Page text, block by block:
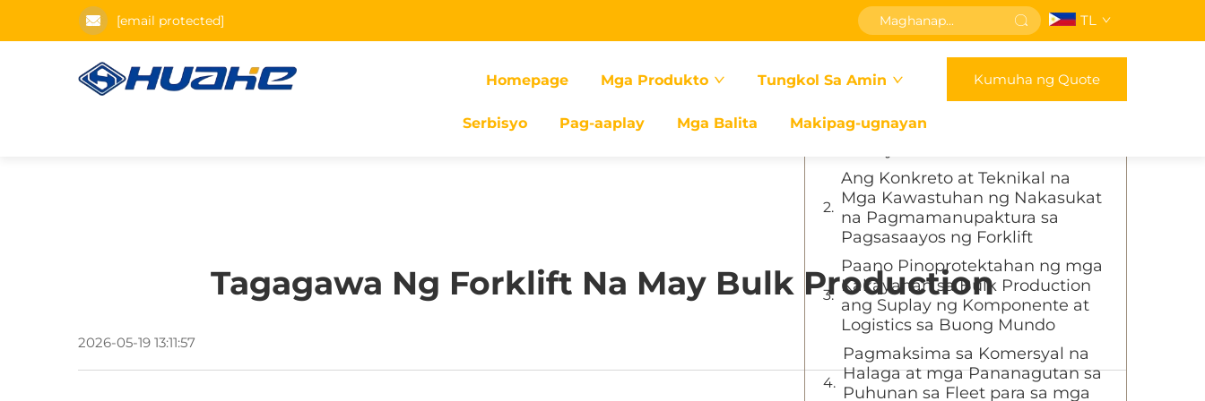
[email protected] TL
Homepage Mga Produkto Tungkol Sa Amin
Serbisyo Pag-aaplay Mga Balita Makipag-ugnayan
Kumuha ng Quote
Tagagawa Ng Forklift Na May Bulk Production
2026-05-19 13:11:57
Talaan ng Nilalaman
Pagpapadali sa Global na Supply
Solusyon sa Paghahandle ng
Ang Konkreto at Teknikal na
Mga Kawastuhan ng Nakasukat
na Pagmamanupaktura sa
Pagsasaayos ng Forklift
Paano Pinoprotektahan ng mga
Kakayahan sa Bulk Production
ang Suplay ng Komponente at
Logistics sa Buong Mundo
Pagmaksima sa Komersyal na
Halaga at mga Pananagutan sa
Puhunan sa Fleet para sa mga